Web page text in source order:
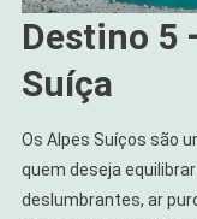
Destino 5
Suíça
Os Alpes Suíços são
quem deseja
deslumbrantes, ar